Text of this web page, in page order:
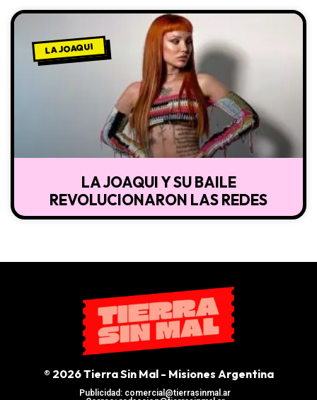
LA JOAQUI
LA JOAQUI Y SU BAILE
REVOLUCIONARON LAS REDES
® 2026 Tierra Sin Mal - Misiones Argentina
Publicidad: comercial@tierrasinmal.ar